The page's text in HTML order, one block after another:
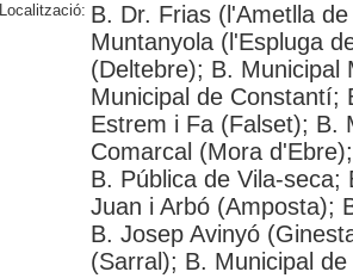
Localització: B. Dr. Frias (l'Ametlla
Muntanyola (l'Espluga
(Deltebre); B. Municipal
Municipal de Constantí;
Estrem i Fa (Falset); B.
Comarcal (Mora
B. Pública de Vila-
Juan i Arbó (Amposta);
B. Josep Avinyó
(Sarral); B. Municipal